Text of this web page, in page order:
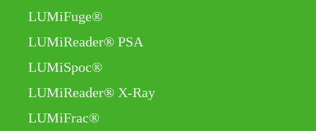
überspringen
LUMiFuge®
LUMiReader® PSA
LUMiSpoc®
LUMiReader® X-Ray
LUMiFrac®